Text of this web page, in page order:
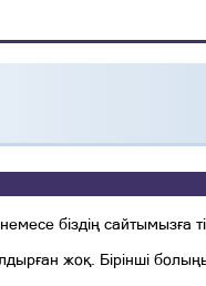
біздің сайтымызға
жоқ. Бірінші